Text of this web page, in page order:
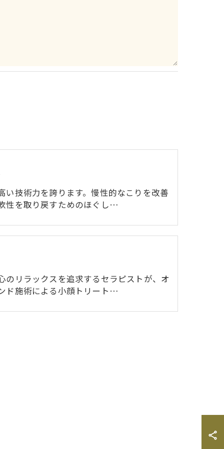
い技術力を誇ります。慢性的なこりを改善
性を取り戻すためのほぐし…
のリラックスを追求するセラピストが、オ
ド施術による小顔トリート…